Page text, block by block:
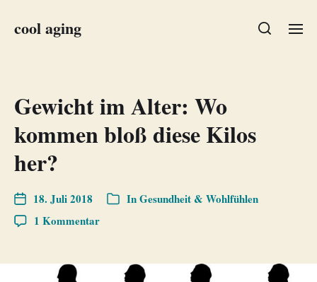
cool aging
Gewicht im Alter: Wo
kommen bloß diese Kilos
her?
18. Juli 2018 InGesundheit & Wohlfühlen
1 Kommentar